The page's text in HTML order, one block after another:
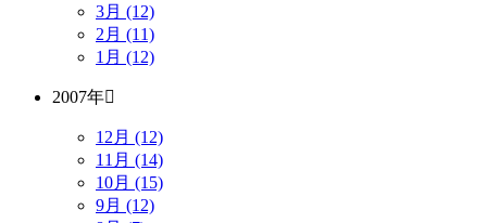
3月 (12)
2月 (11)
1月 (12)
2007年
12月 (12)
11月 (14)
10月 (15)
9月 (12)